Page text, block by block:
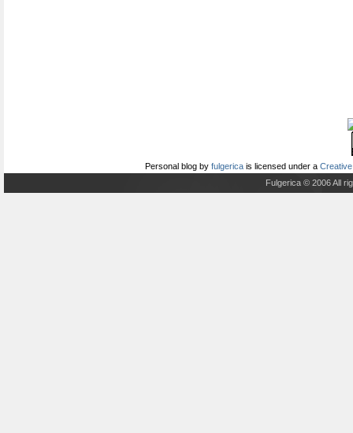
Personal blog by fulgerica is licensed under a
Fulgerica © 2006 All